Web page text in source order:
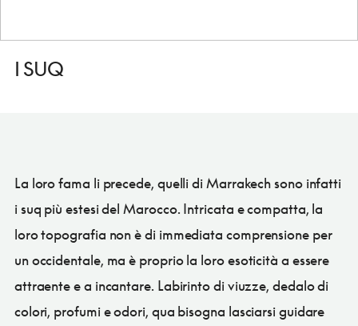
I SUQ
La loro fama li precede, quelli di Marrakech sono infatti
i suq più estesi del Marocco. Intricata e compatta, la
loro topografia non è di immediata comprensione per
un occidentale, ma è proprio la loro esoticità a essere
attraente e a incantare. Labirinto di viuzze, dedalo di
colori, profumi e odori, qua bisogna lasciarsi guidare